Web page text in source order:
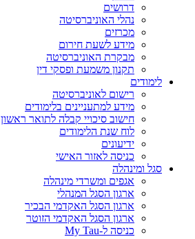
דרושים
נהלי האוניברסיטה
מכרזים
מידע לשעת חירום
מבקרת האוניברסיטה
תקנון משמעת ופסקי דין
לימודים
רישום לאוניברסיטה
מידע למתעניינים בלימודים
חישוב סיכויי קבלה לתואר ראשון
לוח שנת הלימודים
ידיעונים
כניסה לאזור האישי
סגל ומינהלה
אגפים ומשרדי מינהלה
ארגון הסגל המנהלי
ארגון הסגל האקדמי הבכיר
ארגון הסגל האקדמי הזוטר
כניסה ל-My Tau